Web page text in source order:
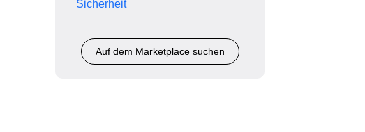
Sicherheit
Auf dem Marketplace suchen